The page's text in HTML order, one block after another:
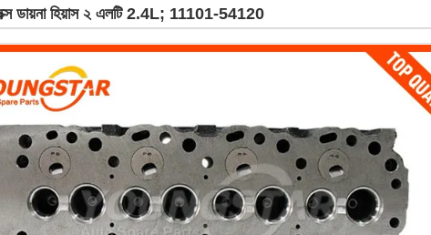
ডায়না হিয়াস ২ এলটি 2.4L; 11101-54120